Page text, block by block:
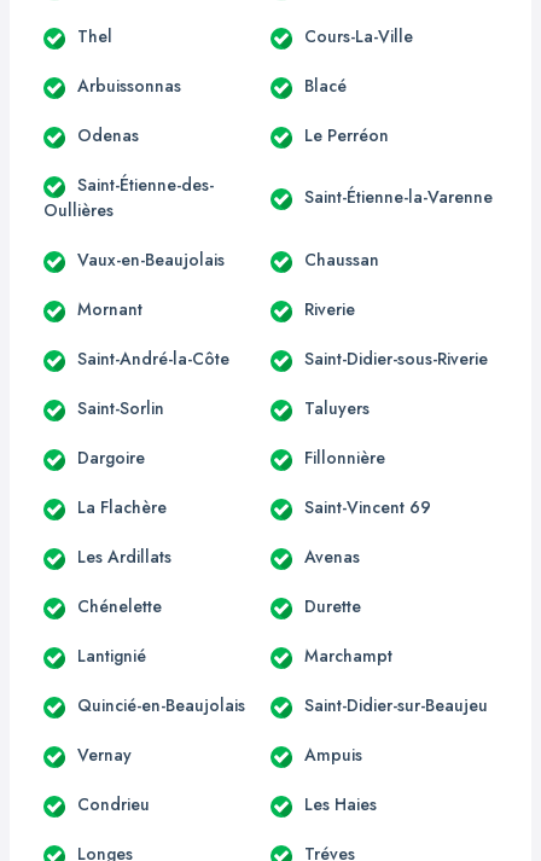
Thel Cours-La-Ville
Arbuissonnas Blacé
Odenas Le Perréon
Saint-Étienne-des-
Oullières
Saint-Étienne-la-Varenne
Vaux-en-Beaujolais Chaussan
Mornant Riverie
Saint-André-la-Côte Saint-Didier-sous-Riverie
Saint-Sorlin Taluyers
Dargoire Fillonnière
La Flachère Saint-Vincent 69
Les Ardillats Avenas
Chénelette Durette
Lantignié Marchampt
Quincié-en-Beaujolais Saint-Didier-sur-Beaujeu
Vernay Ampuis
Condrieu Les Haies
Longes Tréves